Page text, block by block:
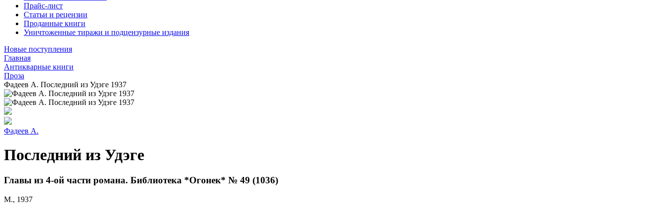
Прайс-лист
Статьи и рецензии
Проданные книги
Уничтоженные тиражи и подцензурные издания
Новые поступления
Главная
Антикварные книги
Проза
Фадеев А. Последний из Удэге 1937
Фадеев А.
Последний из Удэге
Главы из 4-ой части романа. Библиотека *Огонек* № 49 (1036)
М., 1937